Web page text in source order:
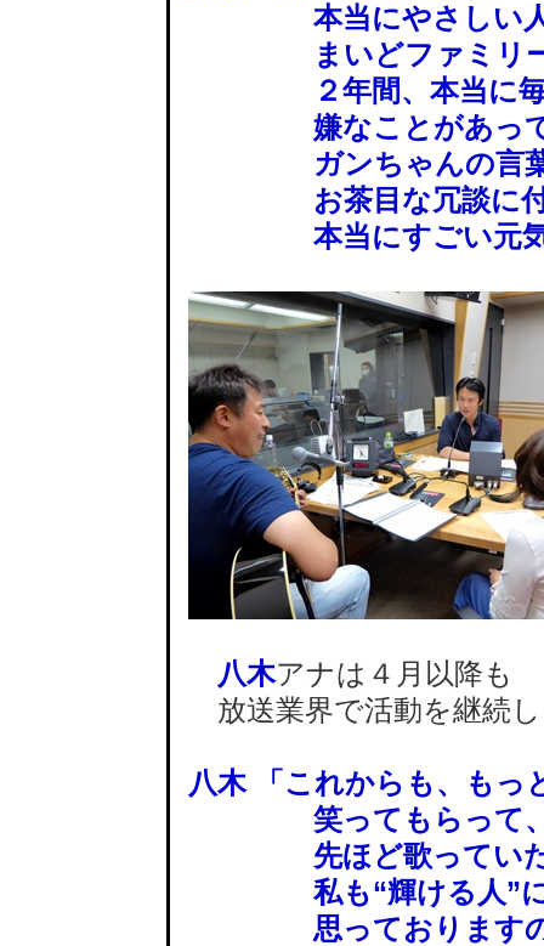
本当にやさしい人だ
まいどファミリー
２年間、本当に毎週
嫌なことがあって
ガンちゃんの言葉
お茶目な冗談に付
本当にすごい元気に
八木アナは４月以降も
放送業界で活動を継続
八木 「これからも、もっ
笑ってもらって、
先ほど歌っていた
私も“輝ける人”に
思っておりますの